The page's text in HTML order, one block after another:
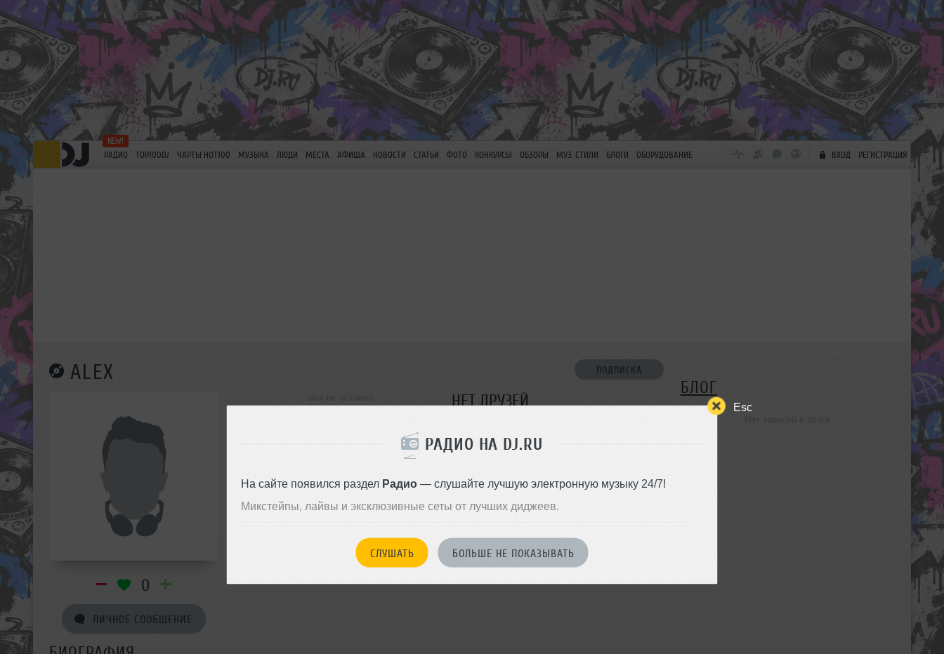
Esc
РАДИО НА DJ.RU
На сайте появился раздел Радио— слушайте лучшую электронную музыку 24/7!
Микстейпы, лайвы и эксклюзивные сеты от лучших диджеев.
СЛУШАТЬ БОЛЬШЕ НЕ ПОКАЗЫВАТЬ
РАДИО TOP100DJ ЧАРТЫ HOT100 МУЗЫКА ЛЮДИ МЕСТА АФИША НОВОСТИ СТАТЬИ ФОТО КОНКУРСЫ ОБЗОРЫ МУЗ. СТИЛИ БЛОГИ ОБОРУДОВАНИЕ ВХОД РЕГИСТРАЦИЯ
ALEX ПОДПИСКА
0
ЛИЧНОЕ СООБЩЕНИЕ
НЕТ ДРУЗЕЙ
БЛОГ